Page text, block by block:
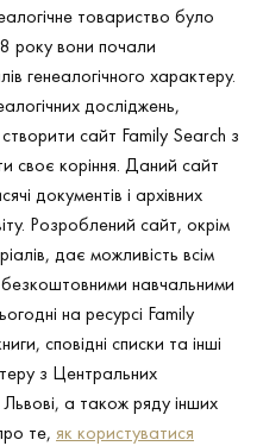
товариство було
року вони почали
генеалогічного характеру.
досліджень,
сайт Family Search з
своє коріння. Даний сайт
документів і архівних
Розроблений сайт, окрім
дає можливість всім
навчальними
на ресурсі Family
сповідні списки та інші
з Центральних
Львові, а також ряду інших
те, як користуватися